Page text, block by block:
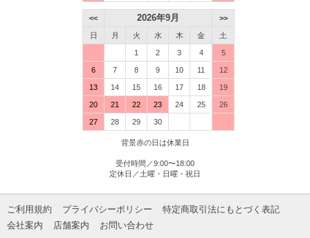
<< 2026年9月 >>
日 月 火 水 木 金 土
1 2 3 4 5
6 7 8 9 10 11 12
13 14 15 16 17 18 19
20 21 22 23 24 25 26
27 28 29 30
背景赤の日は休業日
受付時間／9:00〜18:00
定休日／土曜・日曜・祝日
ご利用規約 プライバシーポリシー
特定商取引法にもとづく表記
会社案内
店舗案内 お問い合わせ